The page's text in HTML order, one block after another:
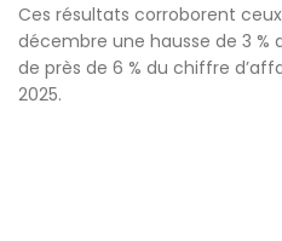
Ces résultats corroborent
décembre une hausse de 3 %
de près de 6 % du chiffre
2025.